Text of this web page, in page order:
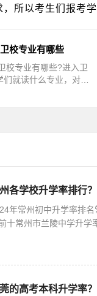
所以考生们报考
校专业有哪些
校专业有哪些?进入卫
们就读什么专业，对于
各学校升学率排行
年常州初中升学率排
十常州市兰陵中学升学
的高考本科升学率